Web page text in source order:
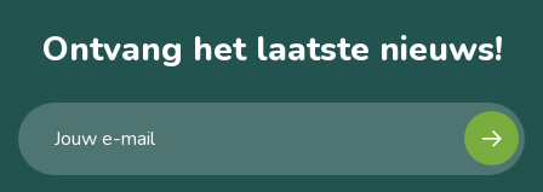
Ontvang het laatste nieuws!